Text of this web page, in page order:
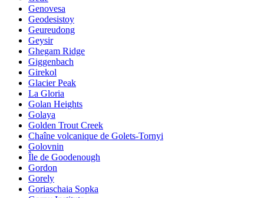
Genovesa
Geodesistoy
Geureudong
Geysir
Ghegam Ridge
Giggenbach
Girekol
Glacier Peak
La Gloria
Golan Heights
Golaya
Golden Trout Creek
Chaîne volcanique de Golets-Tornyi
Golovnin
Île de Goodenough
Gordon
Gorely
Goriaschaia Sopka